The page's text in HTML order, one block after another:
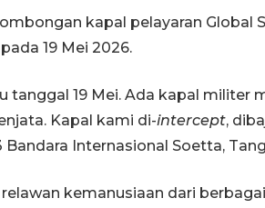
kapal pelayaran Global
19 Mei 2026.
tanggal 19 Mei. Ada kapal militer
Kapal kami di-intercept,
Internasional Soetta,
relawan kemanusiaan dari